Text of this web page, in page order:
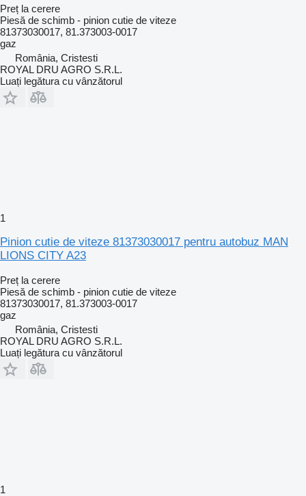
Preț la cerere
Piesă de schimb - pinion cutie de viteze
81373030017, 81.373003-0017
gaz
România, Cristesti
ROYAL DRU AGRO S.R.L.
Luați legătura cu vânzătorul
1
Pinion cutie de viteze 81373030017 pentru autobuz MAN
LIONS CITY A23
Preț la cerere
Piesă de schimb - pinion cutie de viteze
81373030017, 81.373003-0017
gaz
România, Cristesti
ROYAL DRU AGRO S.R.L.
Luați legătura cu vânzătorul
1